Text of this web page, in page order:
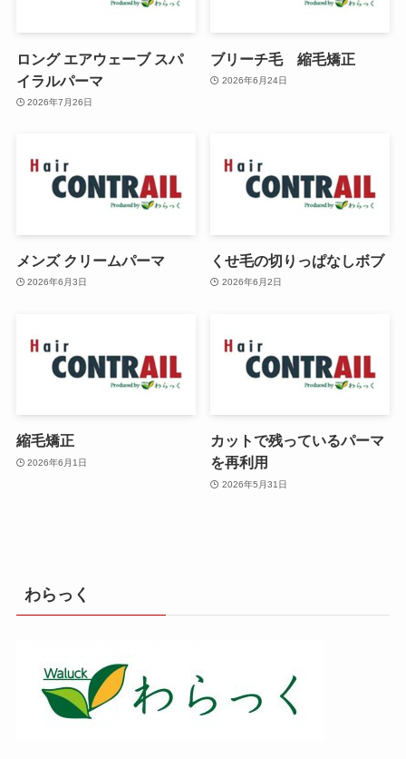
ロング エアウェーブ スパ
イラルパーマ
2026年7月26日
ブリーチ毛 縮毛矯正
2026年6月24日
メンズ クリームパーマ
2026年6月3日
くせ毛の切りっぱなしボブ
2026年6月2日
縮毛矯正
2026年6月1日
カットで残っているパーマ
を再利用
2026年5月31日
わらっく